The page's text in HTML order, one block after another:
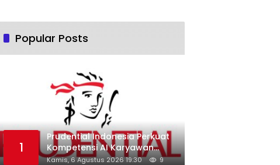
Popular Posts
1
Prudential Indonesia Perkuat
Kompetensi AI Karyawan
Lewat AI Week
Kamis, 6 Agustus 2026 19:30 9